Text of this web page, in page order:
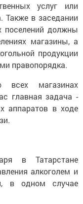
услуг или
Также в заседании
поселений должны
магазины, а
продукции
правопорядка.
всех магазинах
главная задача -
аппаратов в ходе
в Татарстане
алкоголем и
в одном случае